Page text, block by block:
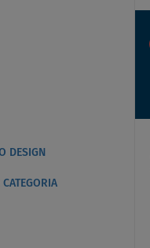
DESIGN